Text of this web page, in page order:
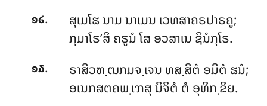
໑໒.
ສຸເມໂຘ ນາມ ນາເມນ ເວທສາຄຣປາຣຄູ;
ກຸມາໂຣ’ສິ ຄຣູນໍ ໂສ ອວສາເນ ຊິນໍກຸໂຣ.
໑໓.
ຣາສິວຑ຺ຒກມຈ຺ເຈນ ທສ຺ສິຕໍ ອມິຕໍ ຘນໍ;
ອເນກສຕຄພ຺ເຠສຸ ນິຈິຕໍ ຕໍ ອຸທິກ຺ຂິຍ.